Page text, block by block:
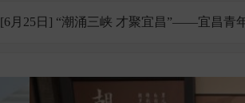
[6月25日] “潮涌三峡 才聚宜昌”——宜昌青
[6月25日] “潮涌三峡 才聚宜昌”——宜昌青